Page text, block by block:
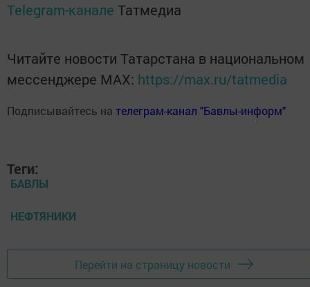
Telegram-канале Татмедиа
Читайте новости Татарстана в национальном
мессенджере MАХ: https://max.ru/tatmedia
Подписывайтесь на телеграм-канал "Бавлы-информ"
Теги:
БАВЛЫ
НЕФТЯНИКИ
Перейти на страницу новости